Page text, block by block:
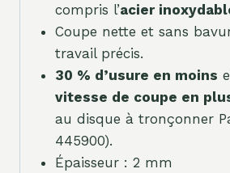
compris l’acier
Coupe nette et sans
travail précis.
30 % d’usure en moins
vitesse de coupe en
au disque à tronçonner
445900).
Épaisseur : 2 mm